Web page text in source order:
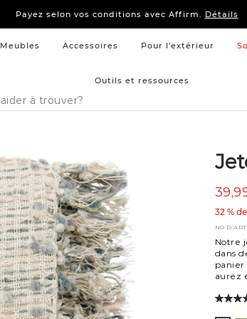
Payez selon vos conditions avec Affirm. Détails
15 % –Literieetmobilier de chambre à coucher
Payez selon vos conditions avec Affirm. Détails
Meubles Accessoires Pour l'extérieur
Outils et ressources
32 %
NO
Notre
dans
panier
aurez